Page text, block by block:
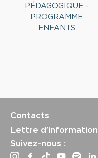
PÉDAGOGIQUE -
PROGRAMME
ENFANTS
Contacts
Lettre d’information
Suivez-nous :